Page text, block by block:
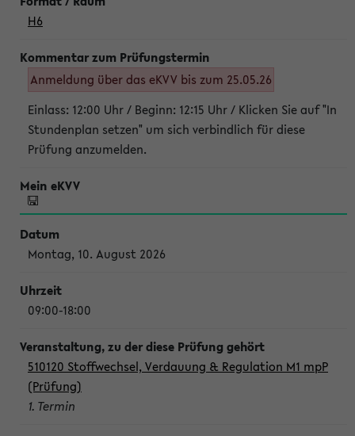
H6
Anmeldung über das eKVV bis zum 25.05.26
Einlass: 12:00 Uhr / Beginn: 12:15 Uhr / Klicken Sie auf "In
Stundenplan setzen" um sich verbindlich für diese
Prüfung anzumelden.
Montag, 10. August 2026
09:00-18:00
510120 Stoffwechsel, Verdauung & Regulation M1 mpP
(Prüfung)
1. Termin